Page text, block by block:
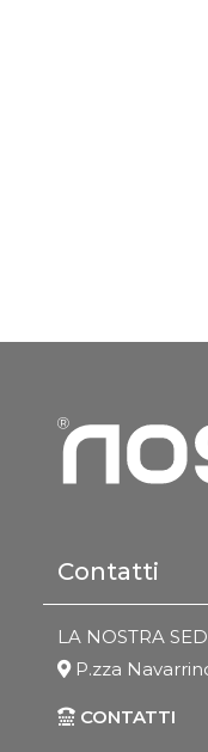
Contatti
LA NOSTRA
P.zza
CONTATTI